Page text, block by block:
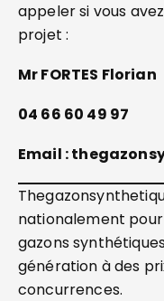
appeler si vous
projet :
Mr FORTES Florian
04 66 60 49 97
Email :
nationalement
gazons
génération à des
concurrences.